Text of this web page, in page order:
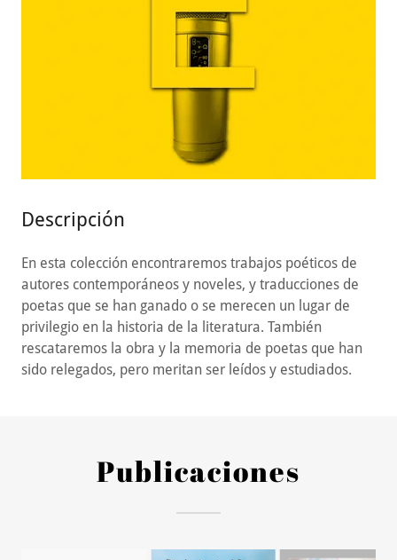
Descripción
En esta colección encontraremos trabajos poéticos de
autores contemporáneos y noveles, y traducciones de
poetas que se han ganado o se merecen un lugar de
privilegio en la historia de la literatura. También
rescataremos la obra y la memoria de poetas que han
sido relegados, pero meritan ser leídos y estudiados.
Publicaciones